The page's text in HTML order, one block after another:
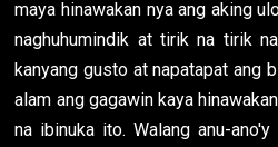
maya hinawakan nya ang aking
naghuhumindik at tirik na tirik
kanyang gusto at napatapat ang
alam ang gagawin kaya
na ibinuka ito. Walang anu-